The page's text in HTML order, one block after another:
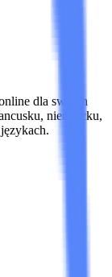
dla swoich
niemiecku,